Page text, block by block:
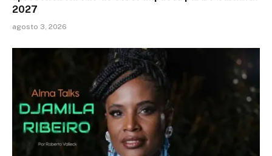
2027
agosto 3, 2026